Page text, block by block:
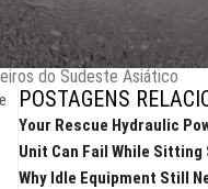
do Sudeste Asiático
POSTAGENS
Your Rescue Hydraulic
Unit Can Fail While
Why Idle Equipment Still